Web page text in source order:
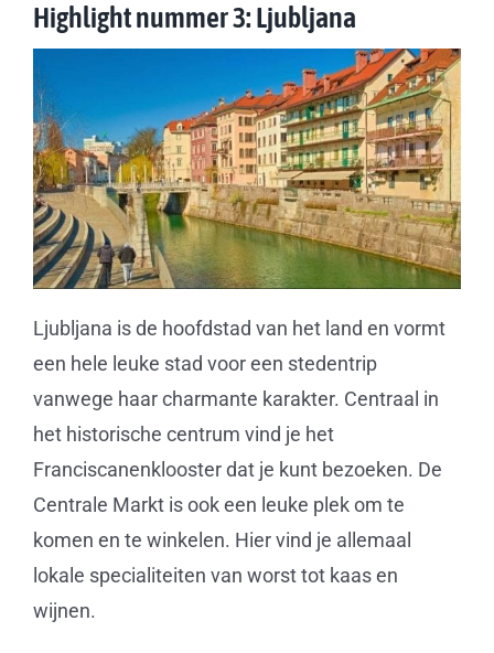
Highlight nummer 3: Ljubljana
Ljubljana is de hoofdstad van het land en vormt
een hele leuke stad voor een stedentrip
vanwege haar charmante karakter. Centraal in
het historische centrum vind je het
Franciscanenklooster dat je kunt bezoeken. De
Centrale Markt is ook een leuke plek om te
komen en te winkelen. Hier vind je allemaal
lokale specialiteiten van worst tot kaas en
wijnen.